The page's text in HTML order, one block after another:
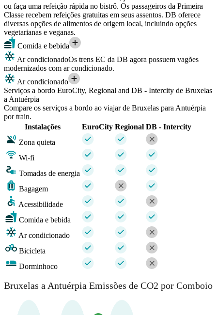
ou faça uma refeição rápida no bistrô. Os passageiros da Primeira
Classe recebem refeições gratuitas em seus assentos. DB oferece
diversas opções de alimentos de origem local, incluindo opções
vegetarianas e veganas.
Comida e bebida
Ar condicionadoOs trens EC da DB agora possuem vagões
modernizados com ar condicionado.
Ar condicionado
Serviços a bordo EuroCity, Regional and DB - Intercity de Bruxelas
a Antuérpia
Compare os serviços a bordo ao viajar de Bruxelas para Antuérpia
por train.
Instalações
EuroCity Regional DB - Intercity
Zona quieta
Wi-fi
Tomadas de energia
Bagagem
Acessibilidade
Comida e bebida
Ar condicionado
Bicicleta
Dorminhoco
Bruxelas a Antuérpia Emissões de CO2 por Comboio